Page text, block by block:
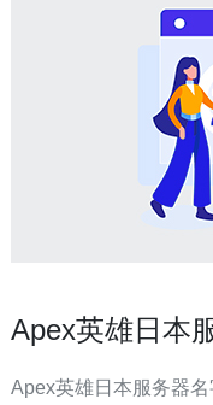
Apex英雄日本
Apex英雄日本服务器名字揭秘 Apex英雄是